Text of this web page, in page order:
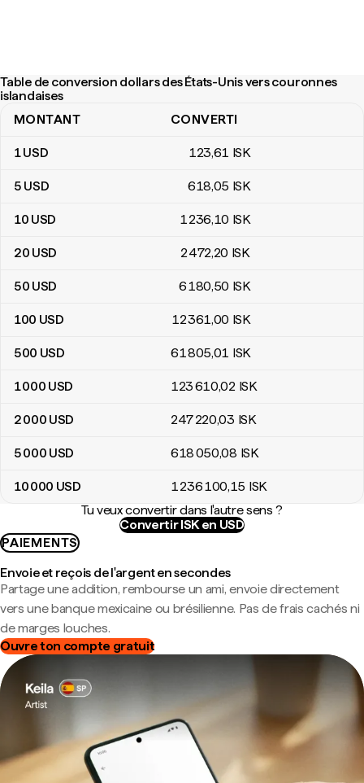
Table de conversion dollars des États-Unis vers couronnes
islandaises
Table de conversion dollars des États-Unis vers couronnes
MONTANT CONVERTI
1USD 123,61 ISK
5 USD 618,05 ISK
10 USD 1 236,10 ISK
20 USD 2 472,20 ISK
50 USD 6 180,50 ISK
100 USD 12 361,00 ISK
500 USD 61 805,01 ISK
1 000 USD 123 610,02 ISK
2 000 USD 247 220,03 ISK
5 000 USD 618 050,08 ISK
10 000 USD 1 236 100,15 ISK
Tu veux convertir dans l'autre sens ?
Convertir ISK en USD
PAIEMENTS
Envoie et reçois de l'argent en secondes
Partage une addition, rembourse un ami, envoie directement
vers une banque mexicaine ou brésilienne. Pas de frais cachés ni
de marges louches.
Ouvre ton compte gratuit